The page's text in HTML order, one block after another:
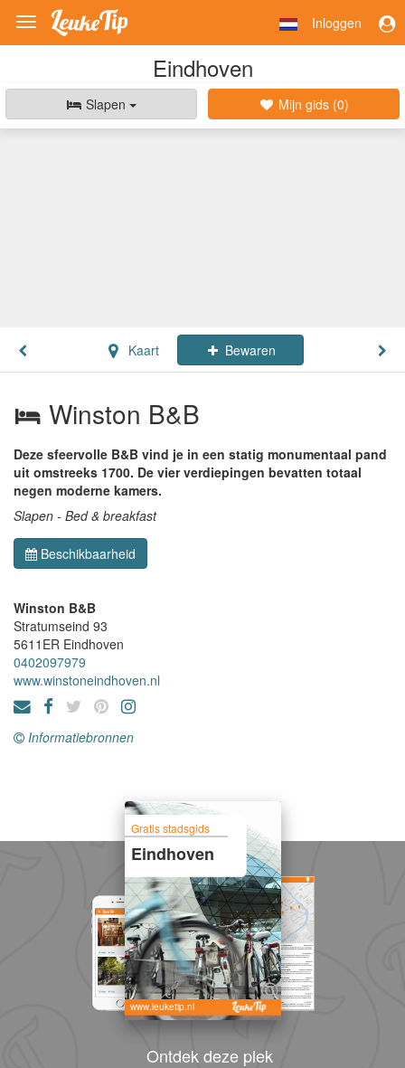
Toggle
navigation
Inloggen
Eindhoven
Slapen Mijn gids (0)
Kaart Bewaren
Winston B&B
Deze sfeervolle B&B vind je in een statig monumentaal pand
uit omstreeks 1700. De vier verdiepingen bevatten totaal
negen moderne kamers.
Slapen - Bed & breakfast
Beschikbaarheid
Winston B&B
Stratumseind 93
5611ER Eindhoven
0402097979
www.winstoneindhoven.nl
Informatiebronnen
Gratis stadsgids
Eindhoven
www.leuketip.nl
Ontdek deze plek